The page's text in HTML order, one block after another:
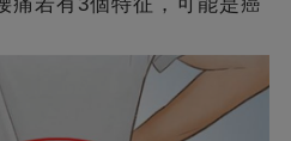
痛若有3個特征，可能是癌